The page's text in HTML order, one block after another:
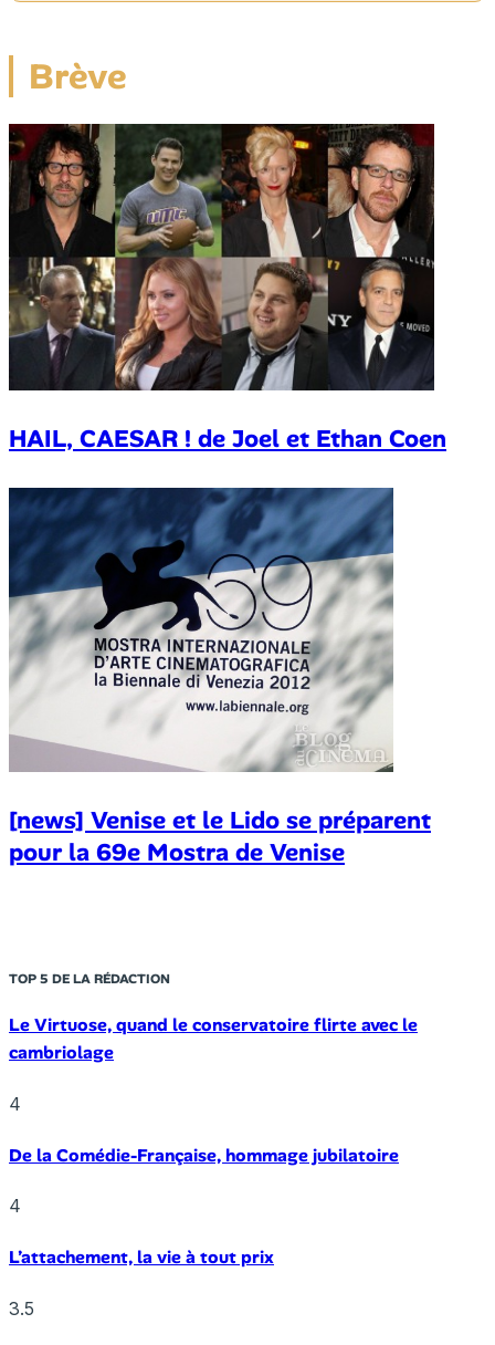
Brève
HAIL, CAESAR ! de Joel et Ethan Coen
[news] Venise et le Lido se préparent
pour la 69e Mostra de Venise
TOP 5 DE LA RÉDACTION
Le Virtuose, quand le conservatoire flirte avec le
cambriolage
4
De la Comédie-Française, hommage jubilatoire
4
L’attachement, la vie à tout prix
3.5